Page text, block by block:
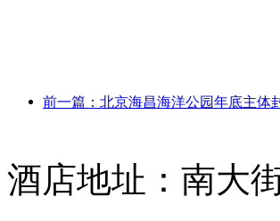
酒店地址：南大